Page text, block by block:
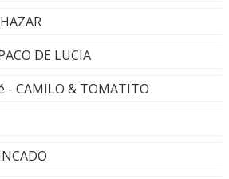
DE LUCIA
- CAMILO & TOMATITO